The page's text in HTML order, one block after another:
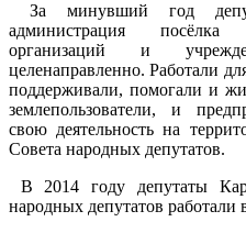
За минувший год
администрация посёлка
организаций и
целенаправленно. Работали
поддерживали, помогали и
землепользователи, и
свою деятельность на
Совета народных депутатов.
В 2014 году депутаты
народных депутатов работали